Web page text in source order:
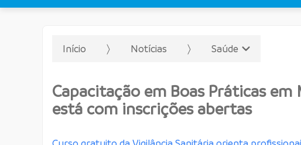
Início Notícias Saúde
Capacitação em Boas Práticas
está com inscrições abertas